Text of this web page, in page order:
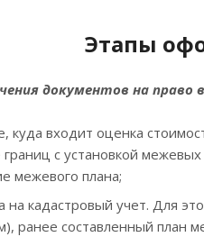
Этапы
документов на
куда входит оценка
с установкой
межевого плана;
на кадастровый учет. Для
ранее составленный план